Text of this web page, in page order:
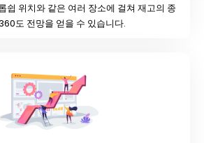
쉽 위치와 같은 여러 장소에 걸쳐 재고의 종
도 전망을 얻을 수 있습니다.